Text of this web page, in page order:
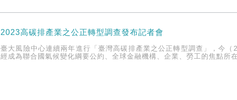
2023高碳排產業之公正轉型調查發布記者會
臺大風險中心連續兩年進行「臺灣高碳排產業之公正轉型調查」，今
經成為聯合國氣候變化綱要公約、全球金融機構、企業、勞工的焦點所在